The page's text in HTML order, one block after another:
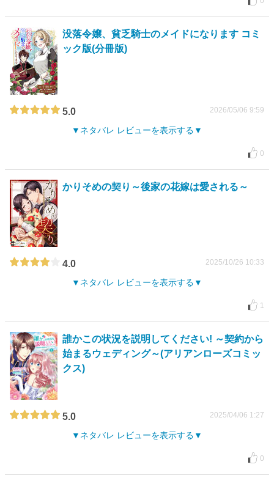
没落令嬢、貧乏騎士のメイドになります コミ
ック版(分冊版)
5.0 2026/05/06 9:59
ネタバレ レビューを表示する
0
かりそめの契り～後家の花嫁は愛される～
4.0 2025/10/26 10:33
ネタバレ レビューを表示する
1
誰かこの状況を説明してください! ～契約から
始まるウェディング～(アリアンローズコミッ
クス)
5.0 2025/04/06 1:27
ネタバレ レビューを表示する
0